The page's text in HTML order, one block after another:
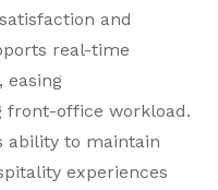
and
real-time
easing
front-office workload.
ability to maintain
experiences